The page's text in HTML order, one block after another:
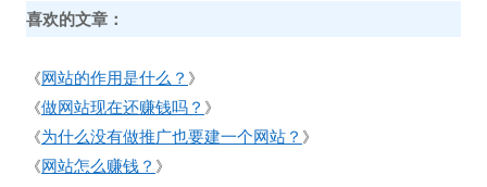
喜欢的文章：
《网站的作用是什么？ 》
《做网站现在还赚钱吗？ 》
《为什么没有做推广也要建一个网站？ 》
《网站怎么赚钱？ 》